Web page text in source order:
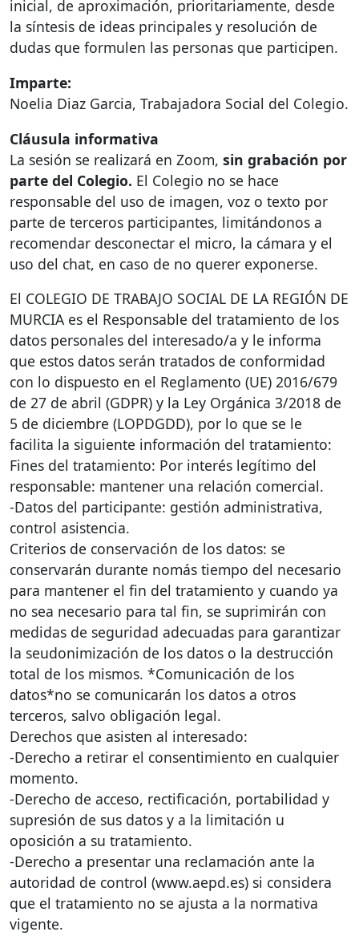
inicial, de aproximación, prioritariamente, desde
la síntesis de ideas principales y resolución de
dudas que formulen las personas que participen.
Imparte:
Noelia Diaz Garcia, Trabajadora Social del Colegio.
Cláusula informativa
La sesión se realizará en Zoom, sin grabación por
parte del Colegio. El Colegio no se hace
responsable del uso de imagen, voz o texto por
parte de terceros participantes, limitándonos a
recomendar desconectar el micro, la cámara y el
uso del chat, en caso de no querer exponerse.
El COLEGIO DE TRABAJO SOCIAL DE LA REGIÓN DE
MURCIA es el Responsable del tratamiento de los
datos personales del interesado/a y le informa
que estos datos serán tratados de conformidad
con lo dispuesto en el Reglamento (UE) 2016/679
de 27 de abril (GDPR) y la Ley Orgánica 3/2018 de
5 de diciembre (LOPDGDD), por lo que se le
facilita la siguiente información del tratamiento:
Fines del tratamiento: Por interés legítimo del
responsable: mantener una relación comercial.
-Datos del participante: gestión administrativa,
control asistencia.
Criterios de conservación de los datos: se
conservarán durante nomás tiempo del necesario
para mantener el fin del tratamiento y cuando ya
no sea necesario para tal fin, se suprimirán con
medidas de seguridad adecuadas para garantizar
la seudonimización de los datos o la destrucción
total de los mismos. *Comunicación de los
datos*no se comunicarán los datos a otros
terceros, salvo obligación legal.
Derechos que asisten al interesado:
-Derecho a retirar el consentimiento en cualquier
momento.
-Derecho de acceso, rectificación, portabilidad y
supresión de sus datos y a la limitación u
oposición a su tratamiento.
-Derecho a presentar una reclamación ante la
autoridad de control (www.aepd.es) si considera
que el tratamiento no se ajusta a la normativa
vigente.